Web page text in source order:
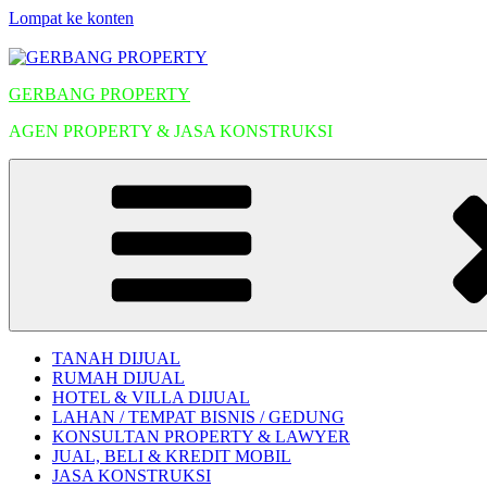
Lompat ke konten
GERBANG PROPERTY
AGEN PROPERTY & JASA KONSTRUKSI
TANAH DIJUAL
RUMAH DIJUAL
HOTEL & VILLA DIJUAL
LAHAN / TEMPAT BISNIS / GEDUNG
KONSULTAN PROPERTY & LAWYER
JUAL, BELI & KREDIT MOBIL
JASA KONSTRUKSI